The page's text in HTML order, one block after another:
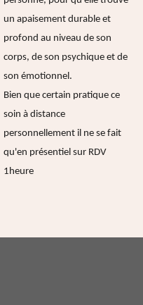
un apaisement durable et
profond au niveau de son
corps, de son psychique et de
son émotionnel.
Bien que certain pratique ce
soin à distance
personnellement il ne se fait
qu'en présentiel sur RDV
1heure